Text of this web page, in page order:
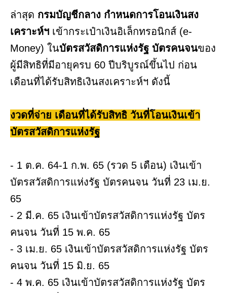
ล่าสุด กรมบัญชีกลาง กำหนดการโอนเงินสง
เคราะห์ฯ เข้ากระเป๋าเงินอิเล็กทรอนิกส์ (e-
Money) ในบัตรสวัสดิการแห่งรัฐ บัตรคนจนของ
ผู้มีสิทธิที่มีอายุครบ 60 ปีบริบูรณ์ขึ้นไป ก่อน
เดือนที่ได้รับสิทธิเงินสงเคราะห์ฯ ดังนี้
งวดที่จ่าย เดือนที่ได้รับสิทธิ วันที่โอนเงินเข้า
บัตรสวัสดิการแห่งรัฐ
- 1 ต.ค. 64-1 ก.พ. 65 (รวด 5 เดือน) เงินเข้า
บัตรสวัสดิการแห่งรัฐ บัตรคนจน วันที่ 23 เม.ย.
65
- 2 มี.ค. 65 เงินเข้าบัตรสวัสดิการแห่งรัฐ บัตร
คนจน วันที่ 15 พ.ค. 65
- 3 เม.ย. 65 เงินเข้าบัตรสวัสดิการแห่งรัฐ บัตร
คนจน วันที่ 15 มิ.ย. 65
- 4 พ.ค. 65 เงินเข้าบัตรสวัสดิการแห่งรัฐ บัตร